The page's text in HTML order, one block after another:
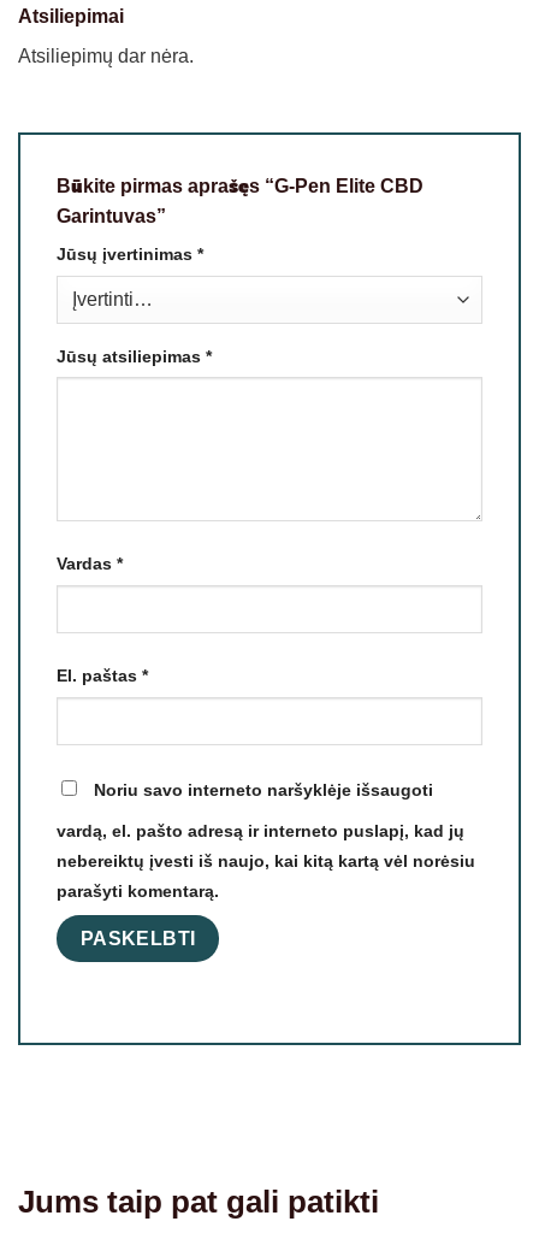
Atsiliepimai
Atsiliepimų dar nėra.
Būkite pirmas aprašęs “G-Pen Elite CBD
Garintuvas”
Jūsų įvertinimas *
Jūsų atsiliepimas *
Vardas *
El. paštas *
Noriu savo interneto naršyklėje išsaugoti
vardą, el. pašto adresą ir interneto puslapį, kad jų
nebereiktų įvesti iš naujo, kai kitą kartą vėl norėsiu
parašyti komentarą.
Jums taip pat gali patikti